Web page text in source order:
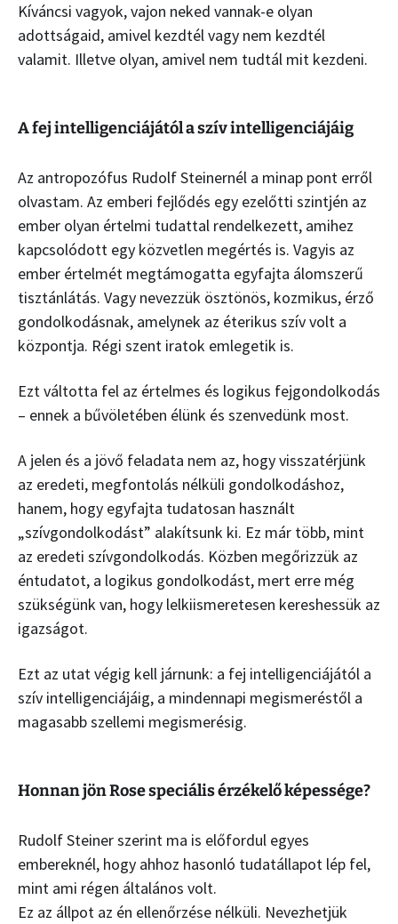
Kíváncsi vagyok, vajon neked vannak-e olyan
adottságaid, amivel kezdtél vagy nem kezdtél
valamit. Illetve olyan, amivel nem tudtál mit kezdeni.
A fej intelligenciájától a szív intelligenciájáig
Az antropozófus Rudolf Steinernél a minap pont erről
olvastam. Az emberi fejlődés egy ezelőtti szintjén az
ember olyan értelmi tudattal rendelkezett, amihez
kapcsolódott egy közvetlen megértés is. Vagyis az
ember értelmét megtámogatta egyfajta álomszerű
tisztánlátás. Vagy nevezzük ösztönös, kozmikus, érző
gondolkodásnak, amelynek az éterikus szív volt a
központja. Régi szent iratok emlegetik is.
Ezt váltotta fel az értelmes és logikus fejgondolkodás
– ennek a bűvöletében élünk és szenvedünk most.
A jelen és a jövő feladata nem az, hogy visszatérjünk
az eredeti, megfontolás nélküli gondolkodáshoz,
hanem, hogy egyfajta tudatosan használt
„szívgondolkodást” alakítsunk ki. Ez már több, mint
az eredeti szívgondolkodás. Közben megőrizzük az
éntudatot, a logikus gondolkodást, mert erre még
szükségünk van, hogy lelkiismeretesen kereshessük az
igazságot.
Ezt az utat végig kell járnunk: a fej intelligenciájától a
szív intelligenciájáig, a mindennapi megismeréstől a
magasabb szellemi megismerésig.
Honnan jön Rose speciális érzékelő képessége?
Rudolf Steiner szerint ma is előfordul egyes
embereknél, hogy ahhoz hasonló tudatállapot lép fel,
mint ami régen általános volt.
Ez az állpot az én ellenőrzése nélküli. Nevezhetjük